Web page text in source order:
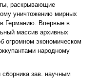
раскрывающие
уничтожению мирных
Германию. Впервые в
массив архивных
огромном экономическом
народному
зав. научным